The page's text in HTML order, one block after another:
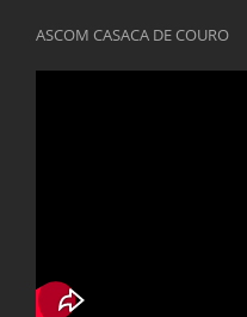
ASCOM CASACA DE COURO